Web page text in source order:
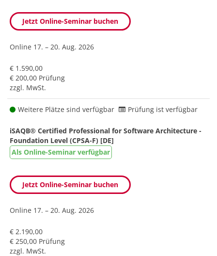
Jetzt Online-Seminar buchen
Online 17. – 20. Aug. 2026
€ 1.590,00
€ 200,00 Prüfung
zzgl. MwSt.
Weitere Plätze sind verfügbar Prüfung ist verfügbar
iSAQB® Certified Professional for Software Architecture -
Foundation Level (CPSA-F) [DE]
Als Online-Seminar verfügbar
Jetzt Online-Seminar buchen
Online 17. – 20. Aug. 2026
€ 2.190,00
€ 250,00 Prüfung
zzgl. MwSt.